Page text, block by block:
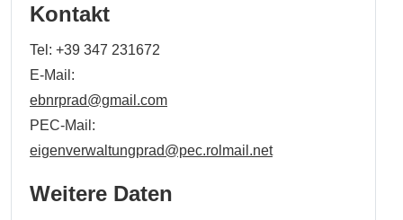
Kontakt
Tel: +39 347 231672
E-Mail:
ebnrprad@gmail.com
PEC-Mail:
eigenverwaltungprad@pec.rolmail.net
Weitere Daten